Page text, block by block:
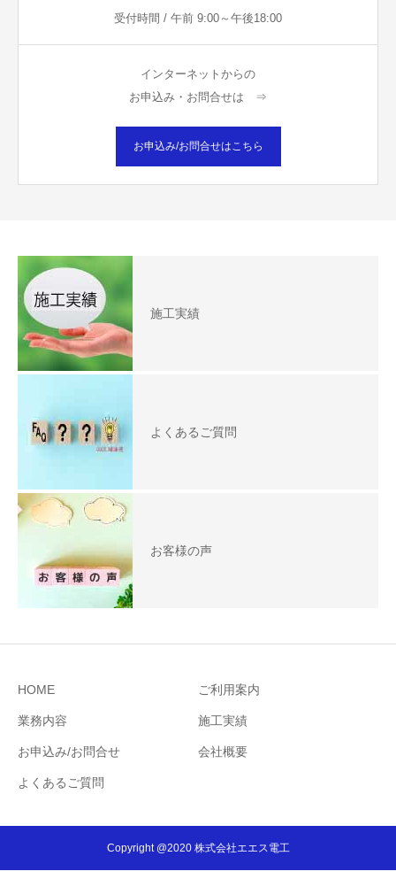
受付時間 / 午前 9:00～午後18:00
インターネットからの
お申込み・お問合せは ⇒
お申込み/お問合せはこちら
施工実績
よくあるご質問
お客様の声
HOME ご利用案内
業務内容 施工実績
お申込み/お問合せ 会社概要
よくあるご質問
Copyright @2020 株式会社エエス電工